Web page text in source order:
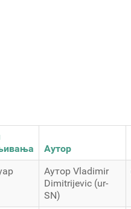
Аутор
Аутор Vladimir
Dimitrijevic (ur-
SN)